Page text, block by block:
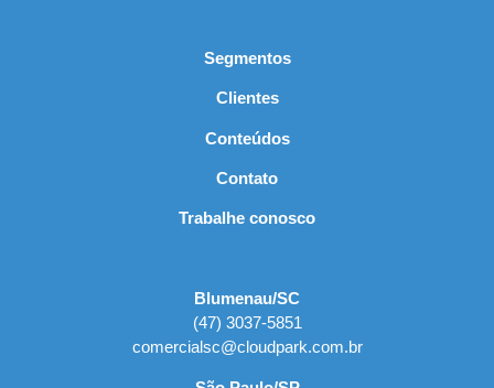
Segmentos
Clientes
Conteúdos
Contato
Trabalhe conosco
Blumenau/SC
(47) 3037-5851
comercialsc@cloudpark.com.br